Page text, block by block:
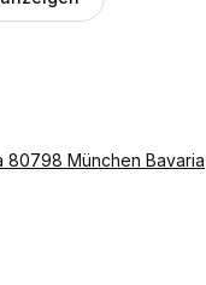
austauschen kann und
80798 München Bavaria